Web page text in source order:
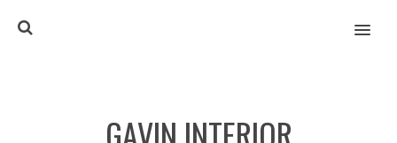
MENU
GAVIN INTERIOR